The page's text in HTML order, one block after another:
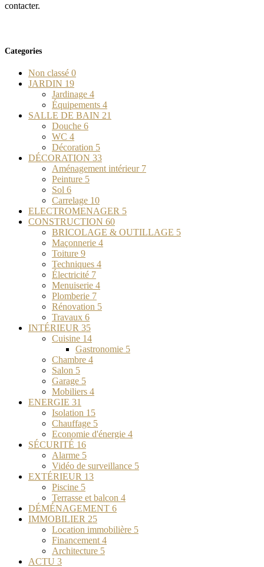
contacter.
Categories
Non classé 0
JARDIN 19
Jardinage 4
Équipements 4
SALLE DE BAIN 21
Douche 6
WC 4
Décoration 5
DÉCORATION 33
Aménagement intérieur 7
Peinture 5
Sol 6
Carrelage 10
ELECTROMENAGER 5
CONSTRUCTION 60
BRICOLAGE & OUTILLAGE 5
Maçonnerie 4
Toiture 9
Techniques 4
Électricité 7
Menuiserie 4
Plomberie 7
Rénovation 5
Travaux 6
INTÉRIEUR 35
Cuisine 14
Gastronomie 5
Chambre 4
Salon 5
Garage 5
Mobiliers 4
ENERGIE 31
Isolation 15
Chauffage 5
Economie d'énergie 4
SÉCURITÉ 16
Alarme 5
Vidéo de surveillance 5
EXTÉRIEUR 13
Piscine 5
Terrasse et balcon 4
DÉMÉNAGEMENT 6
IMMOBILIER 25
Location immobilière 5
Financement 4
Architecture 5
ACTU 3